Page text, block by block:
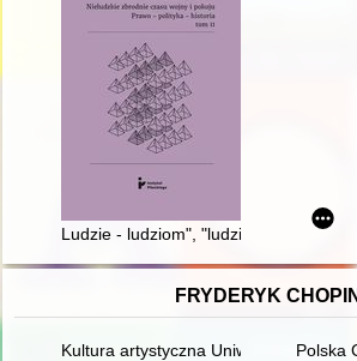
Ludzie - ludziom", "ludzie - Żydom"
FRYDERYK CHOPIN
Kultura artystyczna UniwersytetuPolska